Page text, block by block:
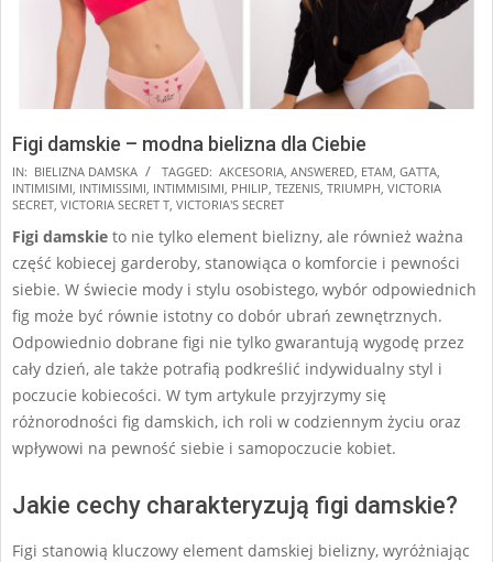
Figi damskie – modna bielizna dla Ciebie
2025-
01-
IN: BIELIZNA DAMSKA TAGGED: AKCESORIA ANSWERED ETAM GATTA
INTIMISIMI INTIMISSIMI INTIMMISIMI PHILIP TEZENIS TRIUMPH VICTORIA
SECRET VICTORIA SECRET T VICTORIA'S SECRET
Figi damskie to nie tylko element bielizny, ale również ważna
część kobiecej garderoby, stanowiąca o komforcie i pewności
siebie. W świecie mody i stylu osobistego, wybór odpowiednich
fig może być równie istotny co dobór ubrań zewnętrznych.
Odpowiednio dobrane figi nie tylko gwarantują wygodę przez
cały dzień, ale także potrafią podkreślić indywidualny styl i
poczucie kobiecości. W tym artykule przyjrzymy się
różnorodności fig damskich, ich roli w codziennym życiu oraz
wpływowi na pewność siebie i samopoczucie kobiet.
Jakie cechy charakteryzują figi damskie?
Figi stanowią kluczowy element damskiej bielizny, wyróżniając